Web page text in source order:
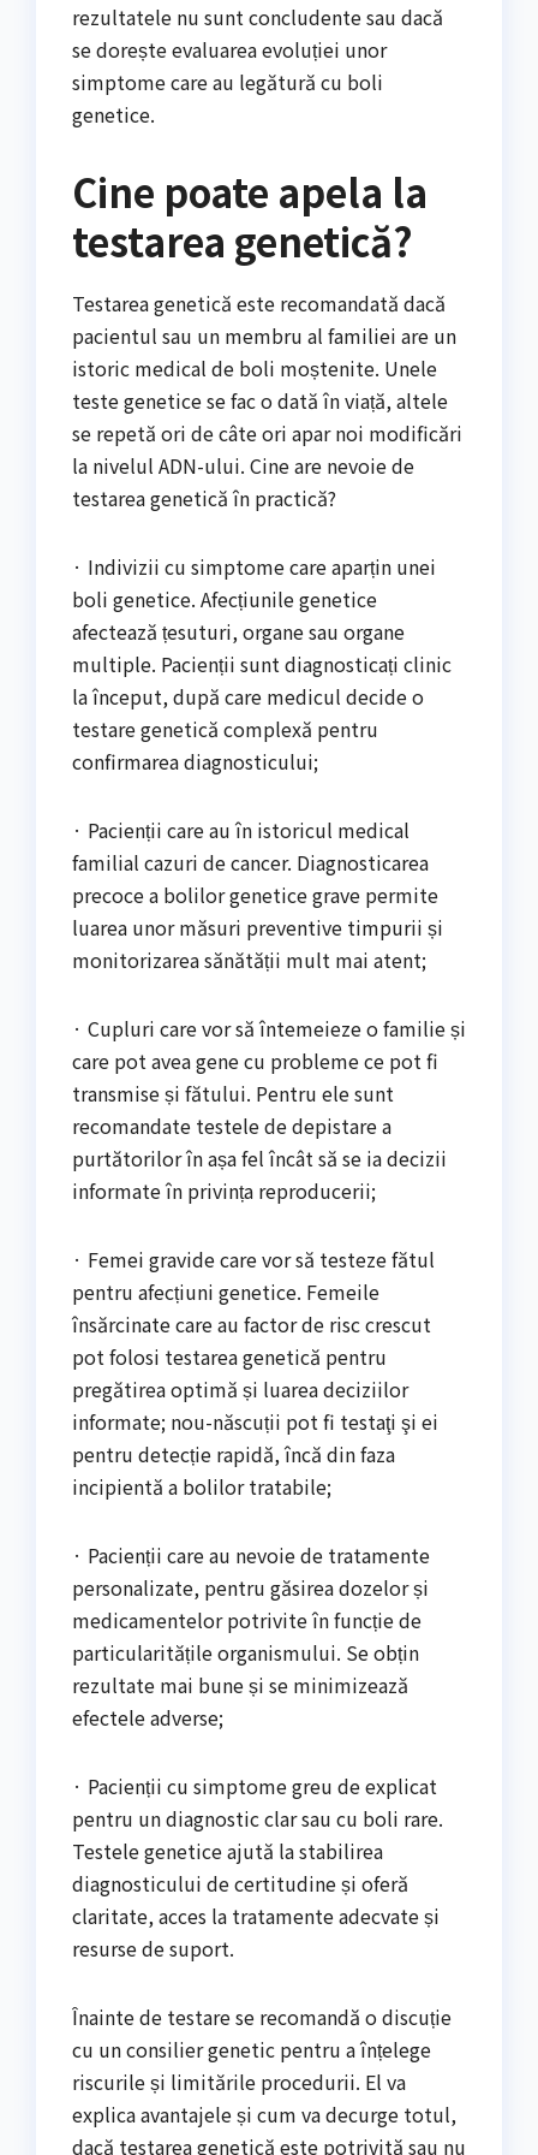
rezultatele nu sunt concludente sau dacă
se dorește evaluarea evoluției unor
simptome care au legătură cu boli
genetice.
Cine poate apela la
testarea genetică?
Testarea genetică este recomandată dacă
pacientul sau un membru al familiei are un
istoric medical de boli moștenite. Unele
teste genetice se fac o dată în viață, altele
se repetă ori de câte ori apar noi modificări
la nivelul ADN-ului. Cine are nevoie de
testarea genetică în practică?
· Indivizii cu simptome care aparțin unei
boli genetice. Afecțiunile genetice
afectează țesuturi, organe sau organe
multiple. Pacienții sunt diagnosticați clinic
la început, după care medicul decide o
testare genetică complexă pentru
confirmarea diagnosticului;
· Pacienții care au în istoricul medical
familial cazuri de cancer. Diagnosticarea
precoce a bolilor genetice grave permite
luarea unor măsuri preventive timpurii și
monitorizarea sănătății mult mai atent;
· Cupluri care vor să întemeieze o familie și
care pot avea gene cu probleme ce pot fi
transmise și fătului. Pentru ele sunt
recomandate testele de depistare a
purtătorilor în așa fel încât să se ia decizii
informate în privința reproducerii;
· Femei gravide care vor să testeze fătul
pentru afecțiuni genetice. Femeile
însărcinate care au factor de risc crescut
pot folosi testarea genetică pentru
pregătirea optimă și luarea deciziilor
informate; nou-născuții pot fi testaţi şi ei
pentru detecție rapidă, încă din faza
incipientă a bolilor tratabile;
· Pacienții care au nevoie de tratamente
personalizate, pentru găsirea dozelor și
medicamentelor potrivite în funcție de
particularitățile organismului. Se obțin
rezultate mai bune și se minimizează
efectele adverse;
· Pacienții cu simptome greu de explicat
pentru un diagnostic clar sau cu boli rare.
Testele genetice ajută la stabilirea
diagnosticului de certitudine și oferă
claritate, acces la tratamente adecvate și
resurse de suport.
Înainte de testare se recomandă o discuție
cu un consilier genetic pentru a înțelege
riscurile și limitările procedurii. El va
explica avantajele și cum va decurge totul,
dacă testarea genetică este potrivită sau nu